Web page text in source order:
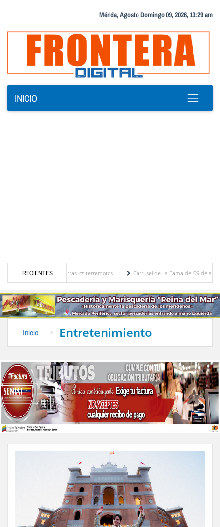
Mérida, Agosto Domingo 09, 2026, 10:29 am
INICIO
RECIENTES
de Maiquetía tras los terremotos
Carrusel de La Fama del 09 de agosto de
Inicio Entretenimiento